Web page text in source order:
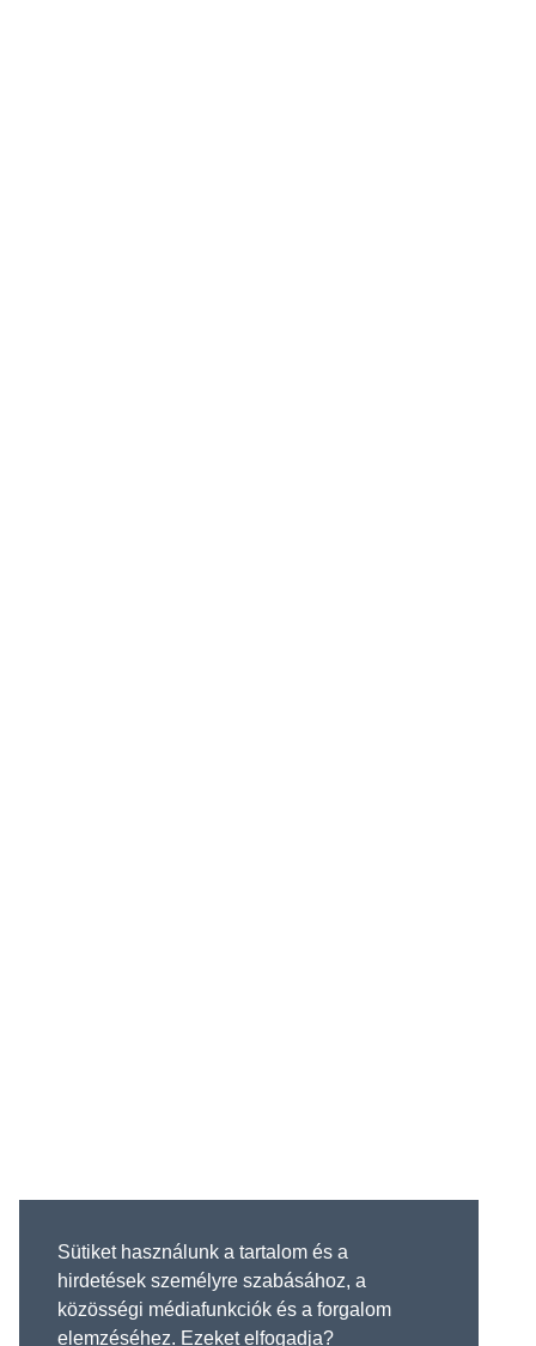
Sütiket használunk a tartalom és a
hirdetések személyre szabásához, a
közösségi médiafunkciók és a forgalom
elemzéséhez. Ezeket elfogadja?